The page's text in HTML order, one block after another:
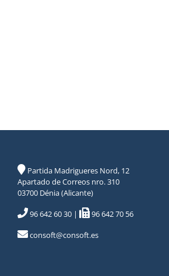
Partida Madrigueres Nord, 12
Apartado de Correos nro. 310
03700 Dénia (Alicante)
96 642 60 30 |
96 642 70 56
consoft@consoft.es